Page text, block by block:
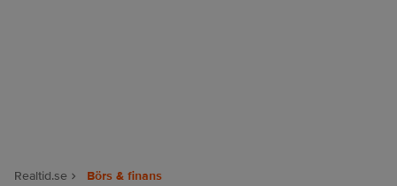
Realtid.se Börs & finans